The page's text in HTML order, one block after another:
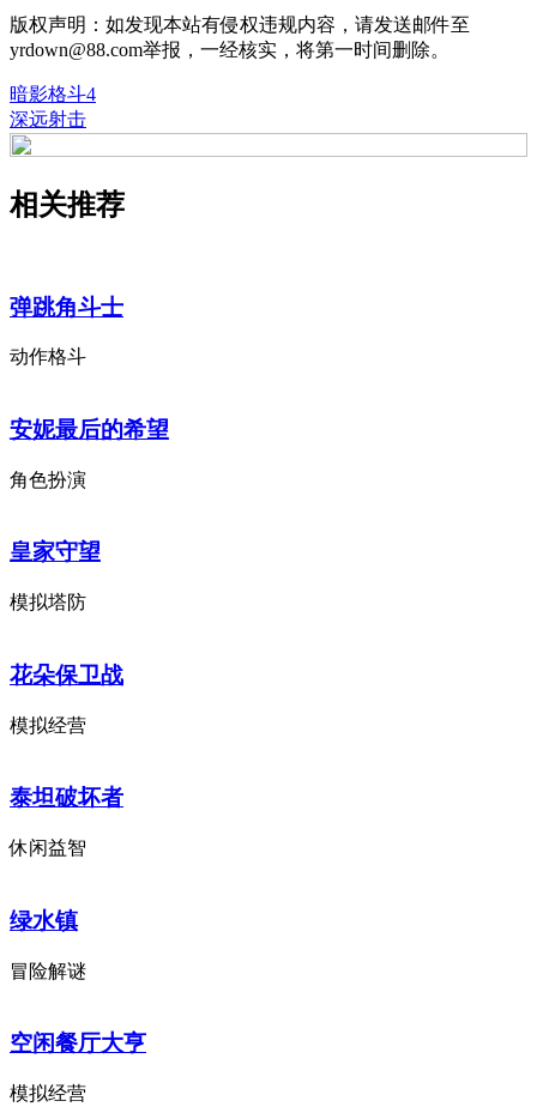
版权声明：如发现本站有侵权违规内容，请发送邮件至
yrdown@88.com举报，一经核实，将第一时间删除。
暗影格斗4
深远射击
相关推荐
弹跳角斗士
动作格斗
安妮最后的希望
角色扮演
皇家守望
模拟塔防
花朵保卫战
模拟经营
泰坦破坏者
休闲益智
绿水镇
冒险解谜
空闲餐厅大亨
模拟经营